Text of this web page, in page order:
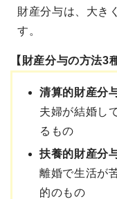
財産分与は、大き
す。
【財産分与の方法3
清算的財産分
夫婦が結婚し
るもの
扶養的財産分
離婚で生活が
的のもの